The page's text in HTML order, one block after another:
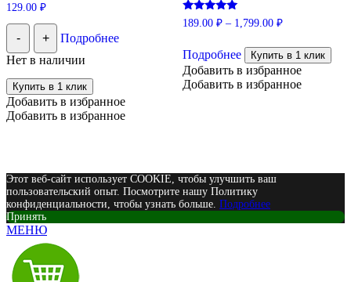
129.00 ₽
- +
Подробнее
Нет в наличии
Купить в 1 клик
Добавить в избранное
Добавить в избранное
Оценка
5.00
189.00 ₽– 1,799.00 ₽
Подробнеетовар
имеет
несколько
товара.
Купить в 1 клик
Добавить в избранное
Добавить в избранное
Этот веб-сайт использует COOKIE, чтобы улучшить ваш
пользовательский опыт. Посмотрите нашу Политику
конфиденциальности, чтобы узнать больше. Подробнее
Принять
МЕНЮ